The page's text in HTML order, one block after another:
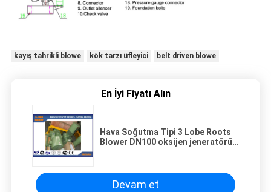
kayış tahrikli blowe kök tarzı üfleyici belt driven blowe
En İyi Fiyatı Alın
Hava Soğutma Tipi 3 Lobe Roots
Blower DN100 oksijen jeneratörü
Devam et